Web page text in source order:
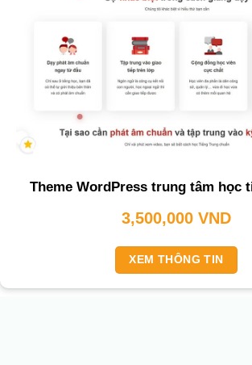
Theme WordPress trung tâm học
3,500,000 VND
XEM THÔNG TIN